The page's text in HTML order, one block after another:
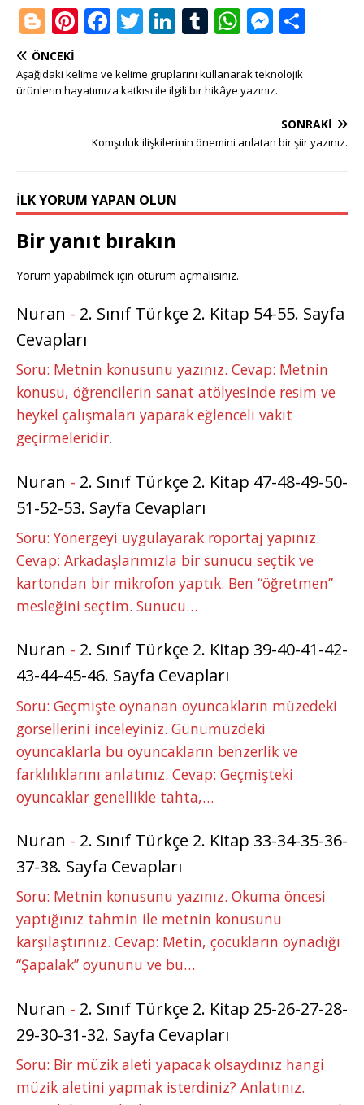
Bl
o
g
g
Pi
te
r
st
F
c
e
o
k
T
it
te
Li
k
e
n
T
m
bl
W
at
s
p
M
ss
e
n
g
r
ÖNCEKI
Aşağıdaki kelime ve kelime gruplarını kullanarak teknolojik
ürünlerin hayatımıza katkısı ile ilgili bir hikâye yazınız.
SONRAKI
Komşuluk ilişkilerinin önemini anlatan bir şiir yazınız.
İLK YORUM YAPAN OLUN
Bir yanıt bırakın
Yorum yapabilmek için oturum açmalısınız.
Nuran - 2. Sınıf Türkçe 2. Kitap 54-55. Sayfa
Cevapları
Soru: Metnin konusunu yazınız. Cevap: Metnin
konusu, öğrencilerin sanat atölyesinde resim ve
heykel çalışmaları yaparak eğlenceli vakit
geçirmeleridir.
Nuran - 2. Sınıf Türkçe 2. Kitap 47-48-49-50-
51-52-53. Sayfa Cevapları
Soru: Yönergeyi uygulayarak röportaj yapınız.
Cevap: Arkadaşlarımızla bir sunucu seçtik ve
kartondan bir mikrofon yaptık. Ben “öğretmen”
mesleğini seçtim. Sunucu…
Nuran - 2. Sınıf Türkçe 2. Kitap 39-40-41-42-
43-44-45-46. Sayfa Cevapları
Soru: Geçmişte oynanan oyuncakların müzedeki
görsellerini inceleyiniz. Günümüzdeki
oyuncaklarla bu oyuncakların benzerlik ve
farklılıklarını anlatınız. Cevap: Geçmişteki
oyuncaklar genellikle tahta,…
Nuran - 2. Sınıf Türkçe 2. Kitap 33-34-35-36-
37-38. Sayfa Cevapları
Soru: Metnin konusunu yazınız. Okuma öncesi
yaptığınız tahmin ile metnin konusunu
karşılaştırınız. Cevap: Metin, çocukların oynadığı
“Şapalak” oyununu ve bu…
Nuran - 2. Sınıf Türkçe 2. Kitap 25-26-27-28-
29-30-31-32. Sayfa Cevapları
Soru: Bir müzik aleti yapacak olsaydınız hangi
müzik aletini yapmak isterdiniz? Anlatınız.